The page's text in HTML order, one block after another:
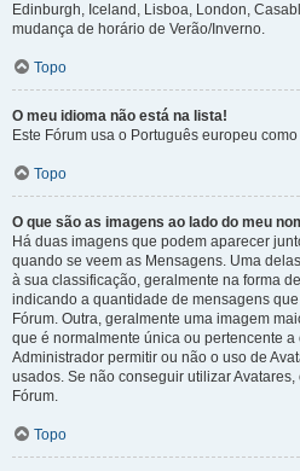
Edinburgh, Iceland, Lisboa, London,
mudança de horário de Verão/Inverno.
Topo
O meu idioma não está na lista!
Este Fórum usa o Português europeu
Topo
O que são as imagens ao lado do meu
Há duas imagens que podem aparecer
quando se veem as Mensagens. Uma
à sua classificação, geralmente na forma
indicando a quantidade de mensagens
Fórum. Outra, geralmente uma imagem
que é normalmente única ou pertencente
Administrador permitir ou não o uso de
usados. Se não conseguir utilizar
Fórum.
Topo